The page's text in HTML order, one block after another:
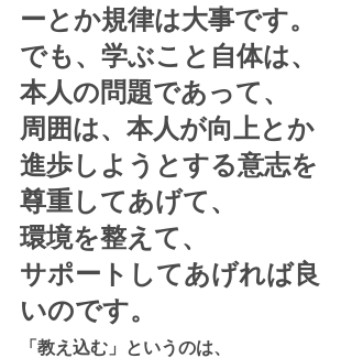
ーとか規律は大事です。
でも、学ぶこと自体は、
本人の問題であって、
周囲は、本人が向上とか
進歩しようとする意志を
尊重してあげて、
環境を整えて、
サポートしてあげれば良
いのです。
「教え込む」というのは、